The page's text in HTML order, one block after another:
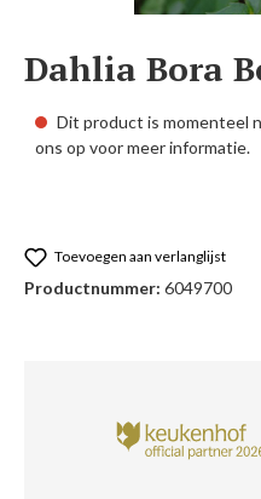
Dahlia Bora
Dit product is momenteel
ons op voor meer informatie.
Toevoegen aan verlanglijst
Productnummer: 6049700